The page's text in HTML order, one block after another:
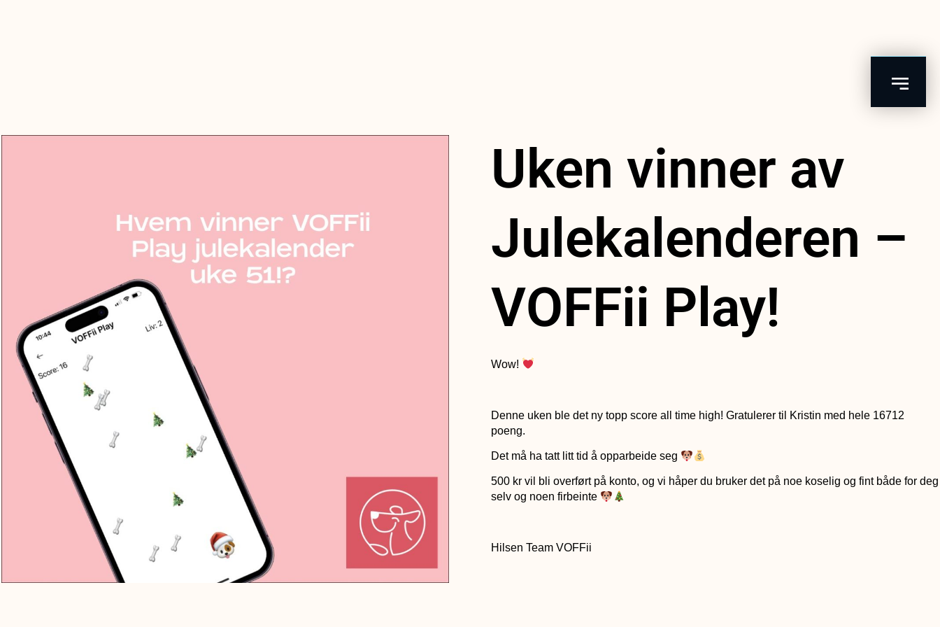
Uken vinner av
Julekalenderen –
VOFFii Play!
Wow!
Denne uken ble det ny topp score all time high! Gratulerer til Kristin med hele 16712
poeng.
Det må ha tatt litt tid å opparbeide seg
500 kr vil bli overført på konto, og vi håper du bruker det på noe koselig og fint både for deg
selv og noen firbeinte
Hilsen Team VOFFii